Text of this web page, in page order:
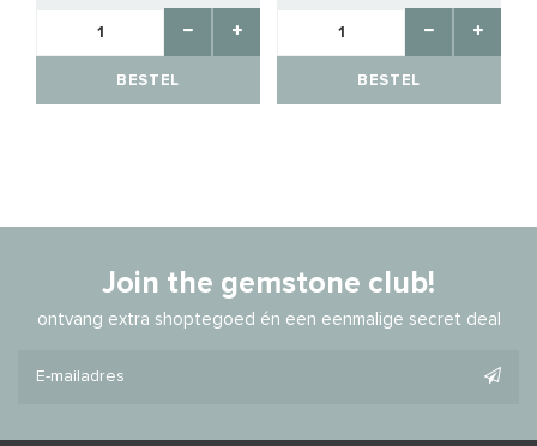
BESTEL BESTEL
Join the gemstone club!
ontvang extra shoptegoed én een eenmalige secret deal